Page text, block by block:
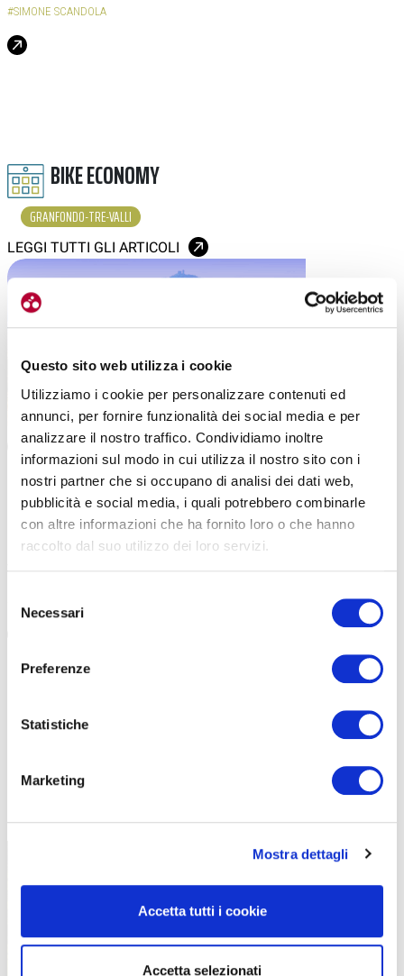
Questo sito web utilizza i cookie
Utilizziamo i cookie per personalizzare contenuti ed
annunci, per fornire funzionalità dei social media e per
analizzare il nostro traffico. Condividiamo inoltre
informazioni sul modo in cui utilizza il nostro sito con i
nostri partner che si occupano di analisi dei dati web,
pubblicità e social media, i quali potrebbero combinarle
con altre informazioni che ha fornito loro o che hanno
raccolto dal suo utilizzo dei loro servizi.
delNecessari
Preferenze
Statistiche
Marketing
Mostra dettagli
Accetta tutti i cookie
Accetta selezionati
#SIMONE SCANDOLA
BIKE ECONOMY
GRANFONDO-TRE-VALLI
LEGGI TUTTI GLI ARTICOLI
MTB |09-12-2025
GRANFONDO TRE VALLI 2026: L’MTB “PIÙ
POPOLARE D’ITALIA” RIAPRE I CANCELLI
E’ iniziato il countdown verso la Granfondo Tre Valli 2026,
la MTB più popolare in Italia è un evento capace di